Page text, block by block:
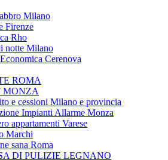
Milano
Firenze
Rho
notte Milano
Cerenova
ROMA
MONZA
e cessioni Milano e provincia
Impianti Allarme Monza
appartamenti Varese
Marchi
sana Roma
DI PULIZIE LEGNANO